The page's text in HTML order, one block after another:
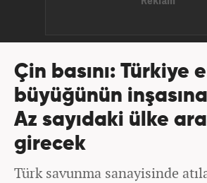
Çin basını: Türkiye
büyüğünün
Az sayıdaki ülke
girecek
Türk savunma sanayisinde